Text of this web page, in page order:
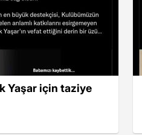
Yaşar için taziye